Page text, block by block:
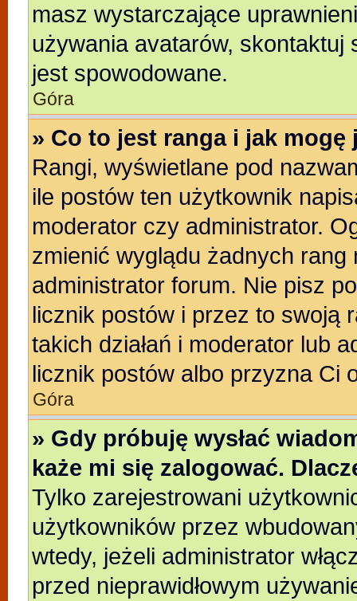
masz wystarczające
używania avatarów,
jest spowodowane.
Góra
» Co to jest ranga i jak mogę
Rangi, wyświetlane pod
ile postów ten użytkownik
moderator czy administrator.
zmienić wyglądu żadnych
administrator forum. Nie pisz
licznik postów i przez to swoją
takich działań i moderator lub
licznik postów albo przyzna Ci
Góra
» Gdy próbuję wysłać
każe mi się zalogować.
Tylko zarejestrowani
użytkowników przez
wtedy, jeżeli administrator
przed nieprawidłowym